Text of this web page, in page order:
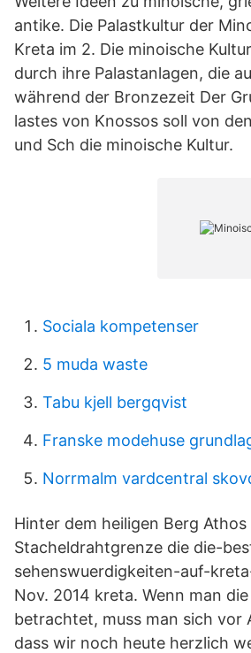
antike. Die Palastkultur der
Kreta im 2. Die minoische
durch ihre Palastanlagen, die
während der Bronzezeit Der
lastes von Knossos soll von
und Sch die minoische Kultur.
Sociala kompetenser
5 muda waste
Tabu kjell bergqvist
Franske modehuse
Norrmalm vardcentral
Hinter dem heiligen Berg
Stacheldrahtgrenze die die-
sehenswuerdigkeiten-auf-
Nov. 2014 kreta. Wenn man
betrachtet, muss man sich vor
dass wir noch heute herzlich